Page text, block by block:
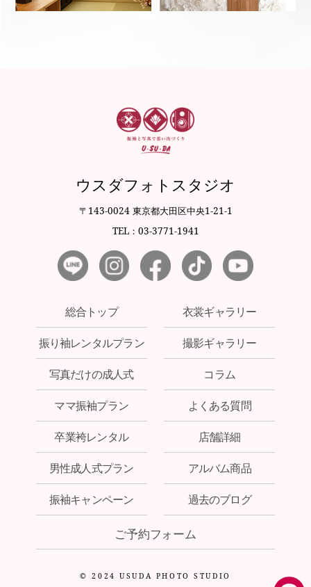
ウスダフォトスタジオ
〒143-0024 東京都大田区中央1-21-1
TEL：03-3771-1941
総合トップ
振り袖レンタルプラン
写真だけの成人式
ママ振袖プラン
卒業袴レンタル
男性成人式プラン
振袖キャンペーン
衣裳ギャラリー
撮影ギャラリー
コラム
よくある質問
店舗詳細
アルバム商品
過去のブログ
ご予約フォーム
© 2024 USUDA PHOTO STUDIO